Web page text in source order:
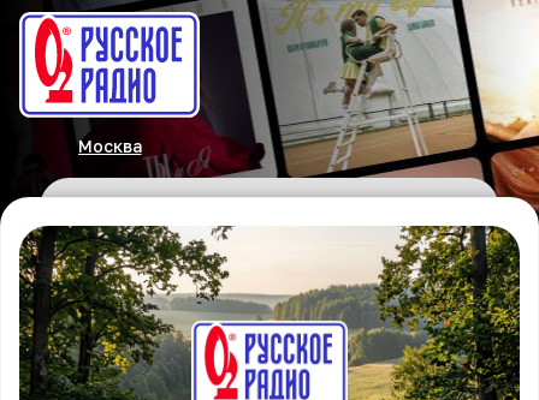
Москва